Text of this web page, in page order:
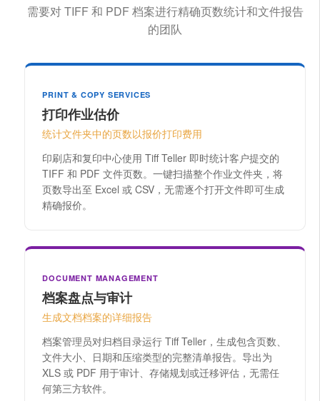
需要对 TIFF 和 PDF 档案进行精确页数统计和文件报告
的团队
PRINT & COPY SERVICES
打印作业估价
统计文件夹中的页数以报价打印费用
印刷店和复印中心使用 Tiff Teller 即时统计客户提交的
TIFF 和 PDF 文件页数。一键扫描整个作业文件夹，将
页数导出至 Excel 或 CSV，无需逐个打开文件即可生成
精确报价。
DOCUMENT MANAGEMENT
档案盘点与审计
生成文档档案的详细报告
档案管理员对归档目录运行 Tiff Teller，生成包含页数、
文件大小、日期和压缩类型的完整清单报告。导出为
XLS 或 PDF 用于审计、存储规划或迁移评估，无需任
何第三方软件。